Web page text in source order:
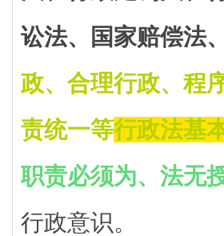
讼法、国家赔偿法
政、合理行政、程
责统一等行政法基
职责必须为、法无
行政意识。